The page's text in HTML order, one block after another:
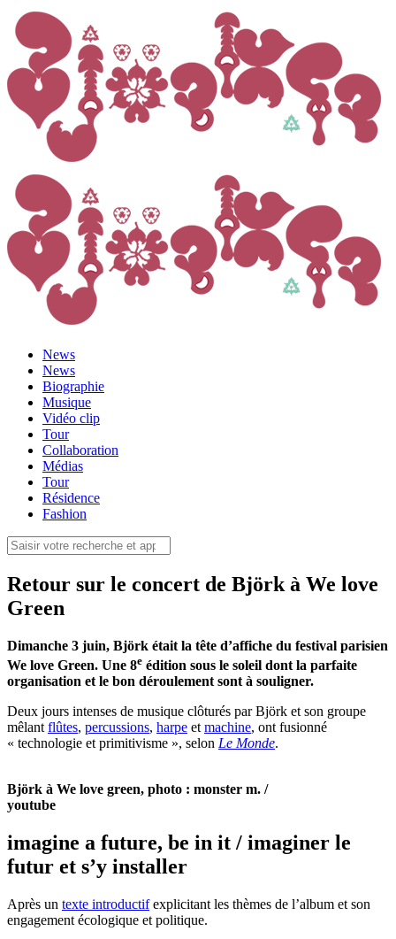
News
News
Biographie
Musique
Vidéo clip
Tour
Collaboration
Médias
Tour
Résidence
Fashion
Retour sur le concert de Björk à We love
Green
Dimanche 3 juin, Björk était la tête d’affiche du festival parisien
We love Green. Une 8e édition sous le soleil dont la parfaite
organisation et le bon déroulement sont à souligner.
Deux jours intenses de musique clôturés par Björk et son groupe
mêlant flûtes, percussions, harpe et machine, ont fusionné
« technologie et primitivisme », selon Le Monde.
Björk à We love green, photo : monster m. /
youtube
imagine a future, be in it / imaginer le
futur et s’y installer
Après un texte introductifexplicitant les thèmes de l’album et son
engagement écologique et politique.